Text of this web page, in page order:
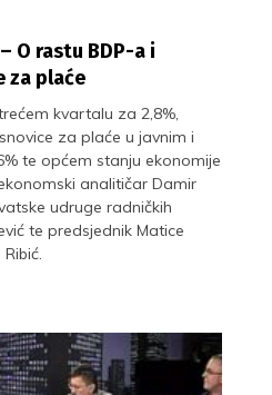
O rastu BDP-a i
za plaće
kvartalu za 2,8%,
za plaće u javnim i
te općem stanju ekonomije
analitičar Damir
udruge radničkih
te predsjednik Matice